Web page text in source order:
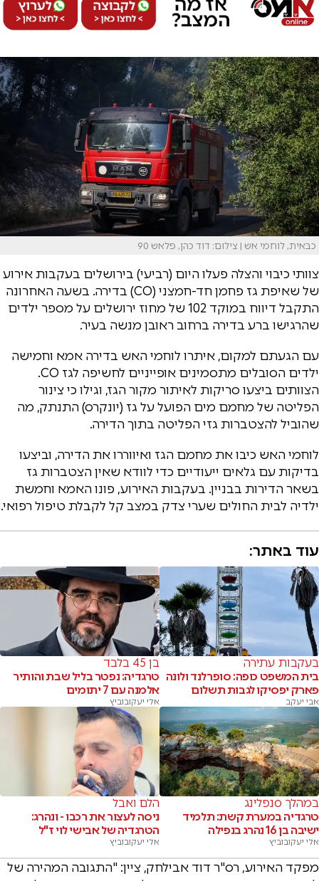
כבאית, לוחמי אש | צילום: דוד כהן, פלאש 90
צוותי כיבוי והצלה פעלו היום (רביעי) בירושלים בעקבות אירוע
של שאיפת גז פחמן חד-חמצני (CO) בדירה. בשעה האחרונה
התקבל דיווח במוקד 102 של מחוז ירושלים על מספר ילדים
שהרגישו ברע בדירה ברחוב ראובן מנשה בעיר.
עם הגעתם למקום, איתרו לוחמי האש בדירה אמא וחמישה
ילדים הסובלים מתסמינים אופייניים לחשיפה לגז CO.
הצוותים ביצעו סריקות לאיתור מקור הגז, וגילו כי צינור
הפליטה של מחמם מים הפועל על גז (יונקרס) התנתק, מה
שהוביל להצטברות גזי הפליטה בתוך הדירה.
לוחמי האש כיבו את מחמם הגז ואיווררו את הדירה, וביצעו
בדיקות עם גלאים ייעודיים כדי לוודא שאין הצטברות גז
בשאר הדירות בבניין. בעקבות האירוע, פונו האמא וחמשת
ילדיה לבית החולים שערי צדק במצב קל לקבלת טיפול רפואי.
עוד באתר:
בעקבות עתירה
בית המשפט כופה: סופרלנד ולונה
פארק יפסיקו לגבות תשלום
אבי יעקב
בן 45 בלבד
טרגדיה: נפטר בליל שבת והותיר
אלמנה עם 7 יתומים
אלי יעקובוביץ
במהלך סנפלינג
טרגדיה במערת קשת: תלמיד
ישיבה בן 16 נהרג בנפילה
אלי יעקובוביץ
הלם ואבל
ניסה לעצור את רכבו - ונהרג:
הטרגדיה של אבישי לוי ז"ל
אלי יעקובוביץ
מפקד האירוע, רס"ר דוד אבילחק, ציין: "התגובה המהירה של